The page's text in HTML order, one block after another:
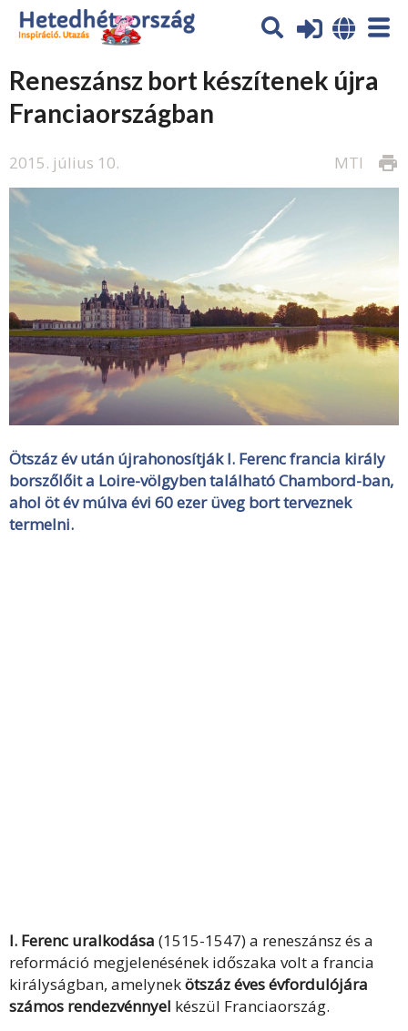
Reneszánsz bort készítenek újra
Franciaországban
2015. július 10. print
MTI
Ötszáz év után újrahonosítják I. Ferenc francia király
borszőlőit a Loire-völgyben található Chambord-ban,
ahol öt év múlva évi 60 ezer üveg bort terveznek
termelni.
I. Ferenc uralkodása (1515-1547) a reneszánsz és a
reformáció megjelenésének időszaka volt a francia
királyságban, amelynekötszáz éves évfordulójára
számos rendezvénnyel készül Franciaország.